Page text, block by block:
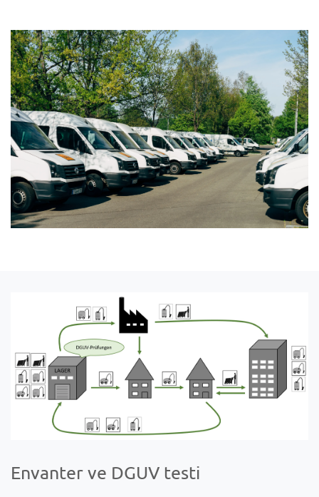
Envanter ve DGUV testi